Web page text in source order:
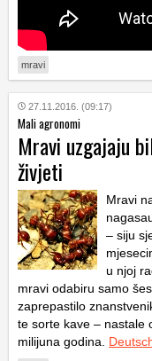
mravi
27.11.2016. (09:17)
Mali agronomi
Mravi uzgajaju
živjeti
Mravi
– siju
u njoj
mravi odabiru samo
zaprepastilo
te sorte kave – nastale
milijuna godina.